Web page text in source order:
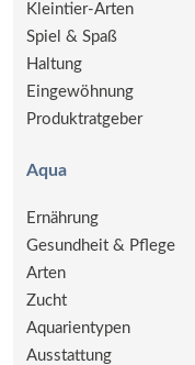
Kleintier-Arten
Spiel & Spaß
Haltung
Eingewöhnung
Produktratgeber
Aqua
Ernährung
Gesundheit & Pflege
Arten
Zucht
Aquarientypen
Ausstattung